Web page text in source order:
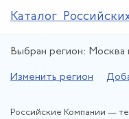
Каталог
Выбран регион: Москва
Изменить регион
Российские Компании —